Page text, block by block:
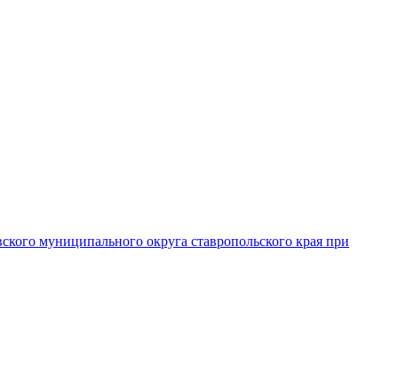
муниципального округа ставропольского края при